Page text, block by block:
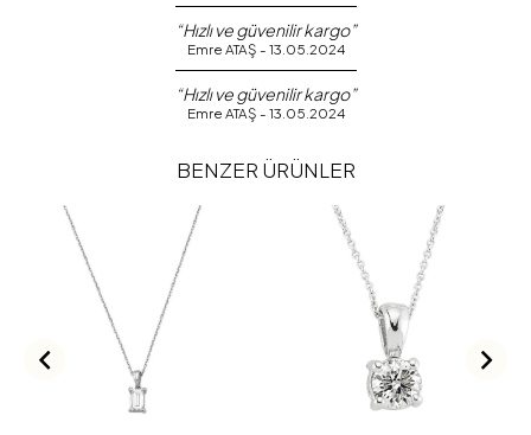
“Hızlı ve güvenilir kargo”
Emre ATAŞ - 13.05.2024
“Hızlı ve güvenilir kargo”
Emre ATAŞ - 13.05.2024
BENZER ÜRÜNLER